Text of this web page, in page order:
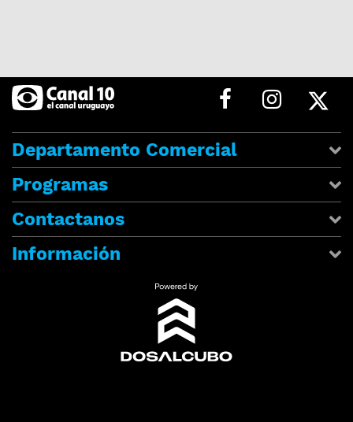
Departamento Comercial
Programas
Contactanos
Información